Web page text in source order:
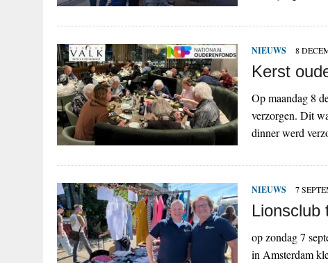
NIEUWS 8
Kerst
Op maandag 8
verzorgen. Dit
dinner werd
NIEUWS 7
Lionsclub
op zondag 7
in Amsterdam